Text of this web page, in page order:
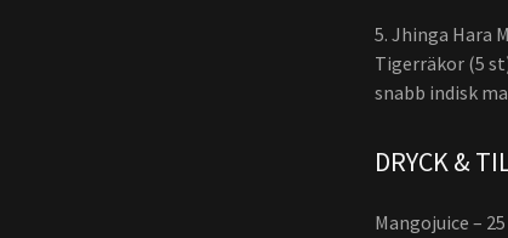
5. Jhinga Hara
Tigerräkor (5
snabb indisk
DRYCK &
Mangojuice –